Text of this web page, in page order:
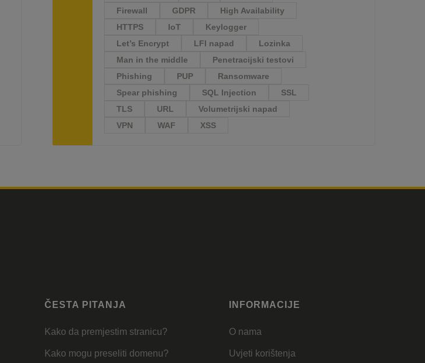
Firewall
GDPR
High Availability
HTTPS
IoT
Keylogger
Let’s Encrypt
LFI napad
Lozinka
Man in the middle
Penetracijski testovi
Phishing
PUP
Ransomware
Spear phishing
SQL Injection
SSL
TLS
URL
Volumetrijski napad
VPN
WAF XSS
ČESTA PITANJA
Kako da premjestim stranicu?
Kako mogu preseliti domenu?
INFORMACIJE
O nama
Uvjeti korištenja